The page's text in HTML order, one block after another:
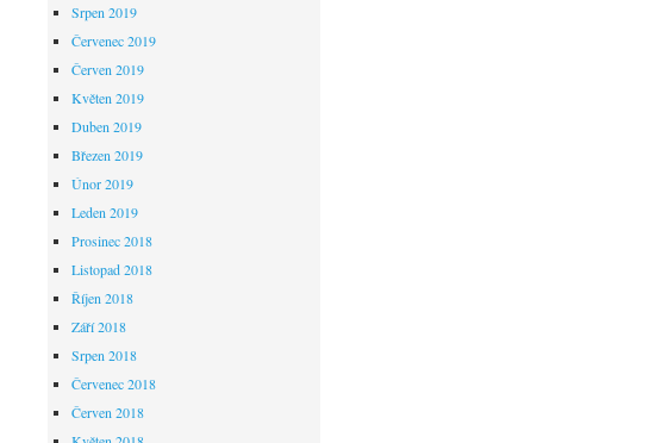
Srpen 2019
Červenec 2019
Červen 2019
Květen 2019
Duben 2019
Březen 2019
Únor 2019
Leden 2019
Prosinec 2018
Listopad 2018
Říjen 2018
Září 2018
Srpen 2018
Červenec 2018
Červen 2018